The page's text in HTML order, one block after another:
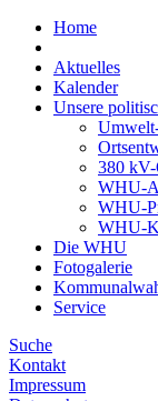
Home
Aktuelles
Kalender
Unsere
380 kV-
WHU-
WHU-
WHU-
Die WHU
Fotogalerie
Service
Suche
Kontakt
Impressum